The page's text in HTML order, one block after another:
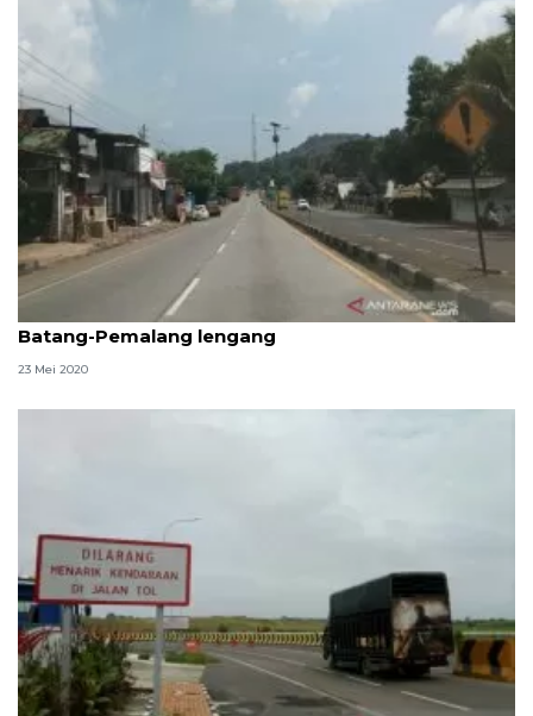
H-1 Lebaran, arus kendaraan di Jalur Pantura
Batang-Pemalang lengang
23 Mei 2020